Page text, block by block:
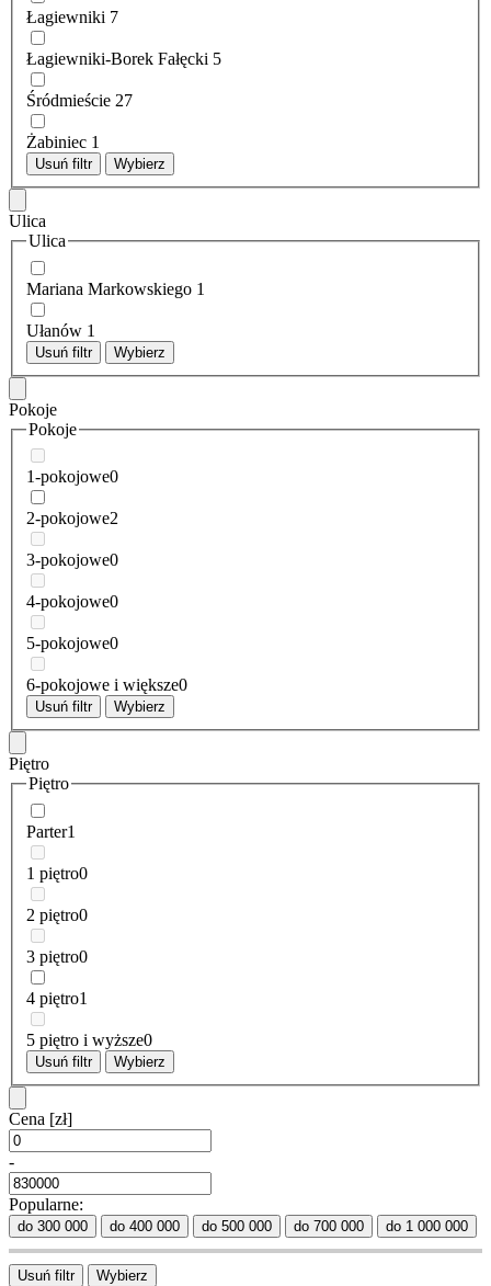
Łagiewniki 7
Łagiewniki-Borek Fałęcki 5
Śródmieście 27
Żabiniec 1
Usuń filtr Wybierz
Ulica
Ulica
Mariana Markowskiego 1
Ułanów 1
Usuń filtr Wybierz
Pokoje
Pokoje
1-pokojowe0
2-pokojowe2
3-pokojowe0
4-pokojowe0
5-pokojowe0
6-pokojowe i większe0
Usuń filtr Wybierz
Piętro
Piętro
Parter1
1 piętro0
2 piętro0
3 piętro0
4 piętro1
5 piętro i wyższe0
Usuń filtr Wybierz
Cena [zł]
-
Popularne:
do 300 000 do 400 000 do 500 000 do 700 000 do 1 000 000
Usuń filtr Wybierz